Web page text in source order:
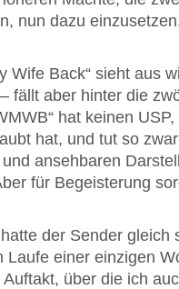
nun dazu
Wife Back“ sieht aus
fällt aber hinter die
hat keinen
hat, und tut so
ansehbaren
für Begeisterung
der Sender gleich
Laufe einer einzigen
über die ich